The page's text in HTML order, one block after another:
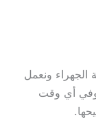
ونعمل
وفي أي وقت